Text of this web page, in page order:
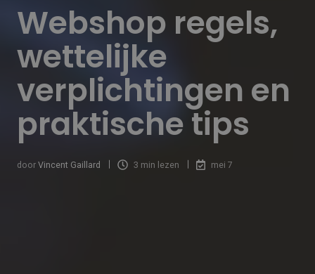
Webshop regels,
wettelijke
verplichtingen en
praktische tips
door Vincent Gaillard 3 min lezen mei 7